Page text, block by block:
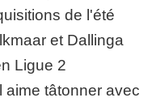
de l'été
et Dallinga
Ligue 2
aime tâtonner avec